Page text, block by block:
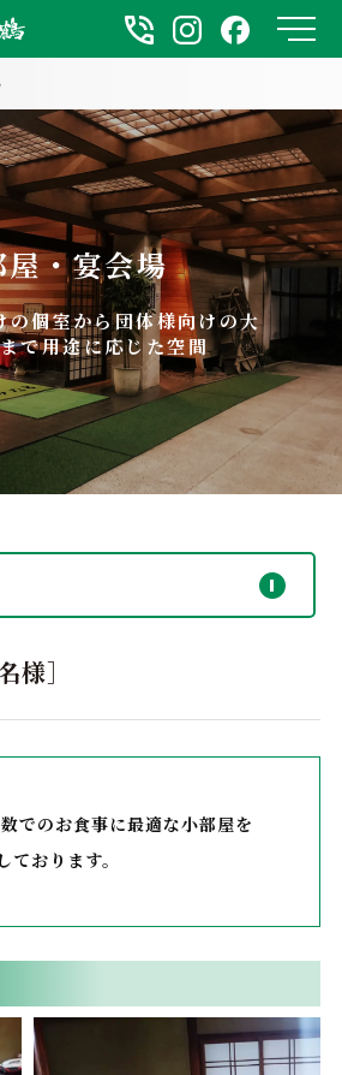
メ
屋・宴会場
の個室から団体様向けの大
で用途に応じた空間
様］
でのお食事に最適な小部屋を
ております。